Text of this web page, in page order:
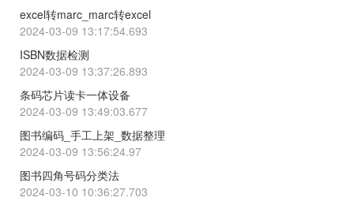
excel转marc_marc转excel
2024-03-09 13:17:54.693
ISBN数据检测
2024-03-09 13:37:26.893
条码芯片读卡一体设备
2024-03-09 13:49:03.677
图书编码_手工上架_数据整理
2024-03-09 13:56:24.97
图书四角号码分类法
2024-03-10 10:36:27.703